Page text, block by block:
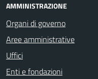
AMMINISTRAZIONE
Organi di governo
Aree amministrative
Uffici
Enti e fondazioni